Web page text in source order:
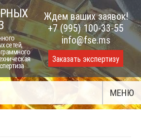
сетей,
Ждем ваших заявок!
+7 (995) 100-33-55
info@fse.ms
Заказать экспертизу
МЕНЮ